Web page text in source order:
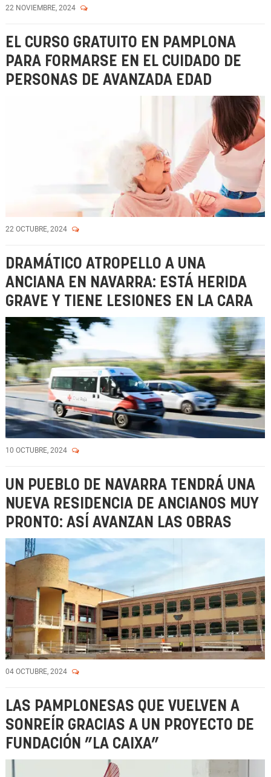
22 NOVIEMBRE, 2024
EL CURSO GRATUITO EN PAMPLONA
PARA FORMARSE EN EL CUIDADO DE
PERSONAS DE AVANZADA EDAD
22 OCTUBRE, 2024
DRAMÁTICO ATROPELLO A UNA
ANCIANA EN NAVARRA: ESTÁ HERIDA
GRAVE Y TIENE LESIONES EN LA CARA
10 OCTUBRE, 2024
UN PUEBLO DE NAVARRA TENDRÁ UNA
NUEVA RESIDENCIA DE ANCIANOS MUY
PRONTO: ASÍ AVANZAN LAS OBRAS
04 OCTUBRE, 2024
LAS PAMPLONESAS QUE VUELVEN A
SONREÍR GRACIAS A UN PROYECTO DE
FUNDACIÓN ”LA CAIXA”